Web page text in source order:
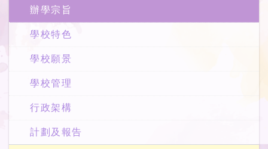
辦學宗旨
學校特色
學校願景
學校管理
行政架構
計劃及報告